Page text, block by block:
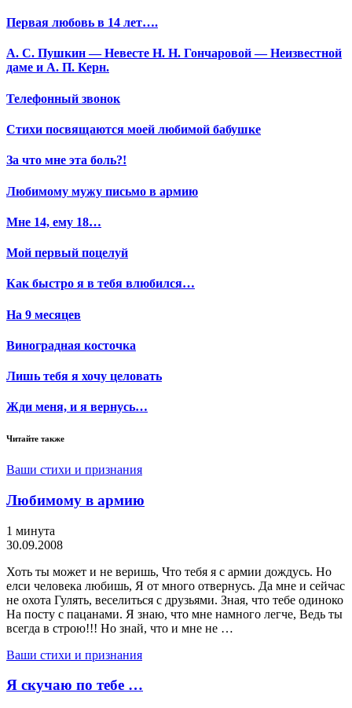
Первая любовь в 14 лет….
А. С. Пушкин — Невесте Н. Н. Гончаровой — Неизвестной
даме и А. П. Керн.
Телефонный звонок
Стихи посвящаются моей любимой бабушке
За что мне эта боль?!
Любимому мужу письмо в армию
Мне 14, ему 18…
Мой первый поцелуй
Как быстро я в тебя влюбился…
На 9 месяцев
Виноградная косточка
Лишь тебя я хочу целовать
Жди меня, и я вернусь…
Читайте также
Ваши стихи и признания
Любимому в армию
1 минута
30.09.2008
Хоть ты может и не веришь, Что тебя я с армии дождусь. Но
елси человека любишь, Я от много отвернусь. Да мне и сейчас
не охота Гулять, веселиться с друзьями. Зная, что тебе одиноко
На посту с пацанами. Я знаю, что мне намного легче, Ведь ты
всегда в строю!!! Но знай, что и мне не …
Ваши стихи и признания
Я скучаю по тебе …